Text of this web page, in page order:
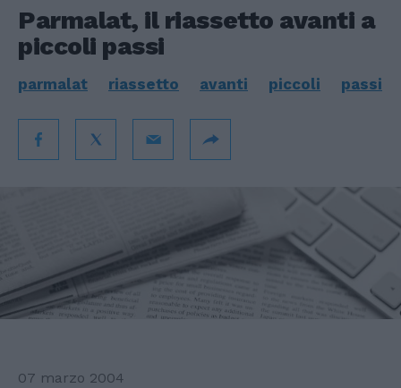
Parmalat, il riassetto avanti a
piccoli passi
parmalat riassetto avanti piccoli passi
07 marzo 2004